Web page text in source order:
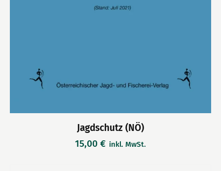
Jagdschutz (NÖ)
15,00 € inkl. MwSt.